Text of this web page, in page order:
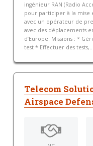
ingénieur RAN (Radio
pour participer à la mise
avec un opérateur de
avec des déplacements
d’Europe. Missions : *
test * Effectuer des tests,...
Telecom
Airspace